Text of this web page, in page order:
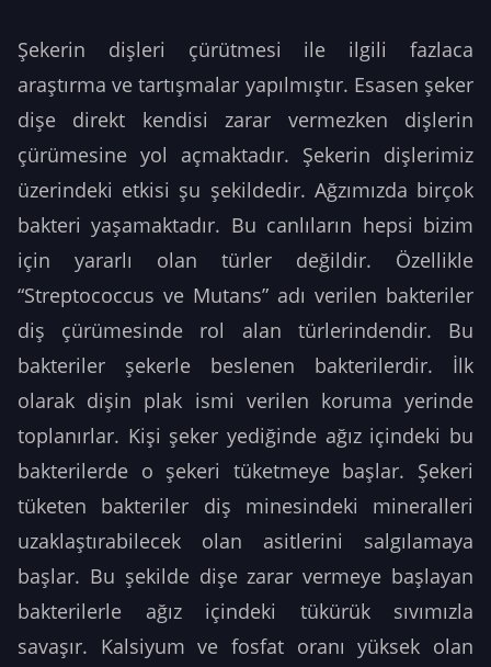
Şekerin dişleri çürütmesi ile ilgili fazlaca
araştırma ve tartışmalar yapılmıştır. Esasen şeker
dişe direkt kendisi zarar vermezken dişlerin
çürümesine yol açmaktadır. Şekerin dişlerimiz
üzerindeki etkisi şu şekildedir. Ağzımızda birçok
bakteri yaşamaktadır. Bu canlıların hepsi bizim
için yararlı olan türler değildir. Özellikle
“Streptococcus ve Mutans” adı verilen bakteriler
diş çürümesinde rol alan türlerindendir. Bu
bakteriler şekerle beslenen bakterilerdir. İlk
olarak dişin plak ismi verilen koruma yerinde
toplanırlar. Kişi şeker yediğinde ağız içindeki bu
bakterilerde o şekeri tüketmeye başlar. Şekeri
tüketen bakteriler diş minesindeki mineralleri
uzaklaştırabilecek olan asitlerini salgılamaya
başlar. Bu şekilde dişe zarar vermeye başlayan
bakterilerle ağız içindeki tükürük sıvımızla
savaşır. Kalsiyum ve fosfat oranı yüksek olan